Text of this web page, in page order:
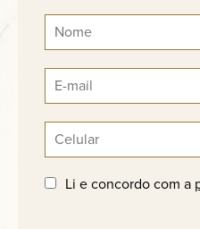
Li e concordo com a